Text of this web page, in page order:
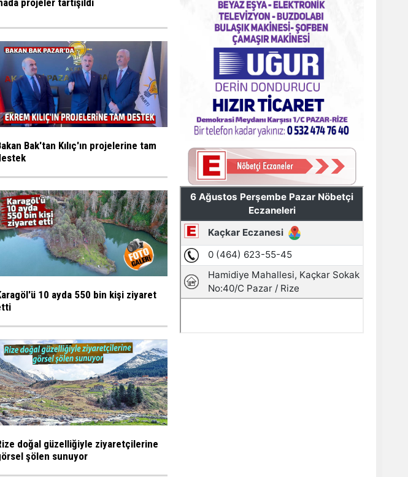
projeler tartışıldı
Bak'tan Kılıç'ın projelerine tam
10 ayda 550 bin kişi ziyaret
doğal güzelliğiyle ziyaretçilerine
şölen sunuyor